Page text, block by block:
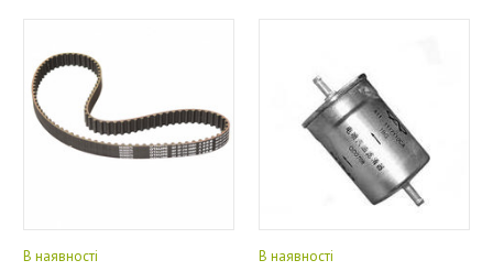
В наявності В наявності